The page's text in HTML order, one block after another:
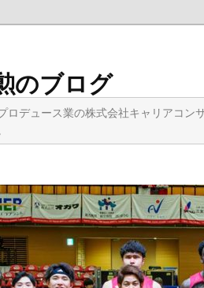
のブログ
ロデュース業の株式会社キャリアコン